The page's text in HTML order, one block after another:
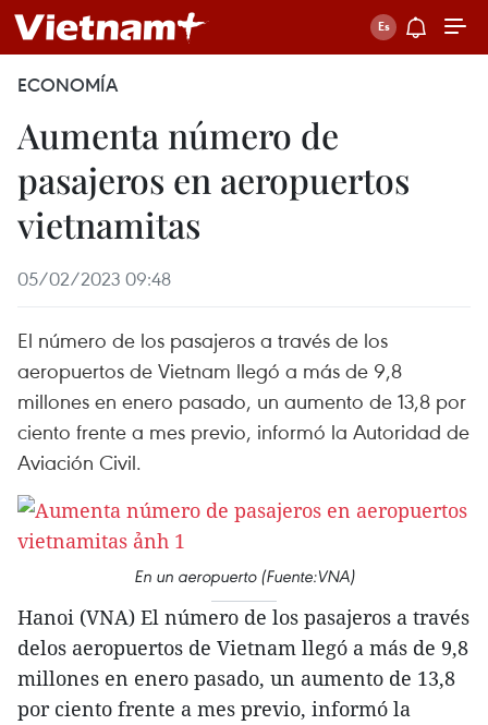
ECONOMÍA
Aumenta número de
pasajeros en aeropuertos
vietnamitas
05/02/2023 09:48
El número de los pasajeros a través de los
aeropuertos de Vietnam llegó a más de 9,8
millones en enero pasado, un aumento de 13,8 por
ciento frente a mes previo, informó la Autoridad de
Aviación Civil.
En un aeropuerto (Fuente:VNA)
Hanoi (VNA) El número de los pasajeros a través
delos aeropuertos de Vietnam llegó a más de 9,8
millones en enero pasado, un aumento de 13,8
por ciento frente a mes previo, informó la